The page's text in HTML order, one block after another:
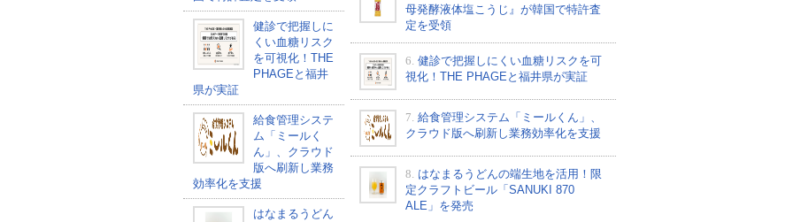
健診で把握しに
くい血糖リスク
を可視化！THE
PHAGEと福井
県が実証
給食管理システ
ム「ミールく
ん」、クラウド
版へ刷新し業務
効率化を支援
はなまるうどん
母発酵液体塩こうじ』が韓国で特許査
定を受領
6. 健診で把握しにくい血糖リスクを可
視化！THE PHAGEと福井県が実証
7. 給食管理システム「ミールくん」、
クラウド版へ刷新し業務効率化を支援
8. はなまるうどんの端生地を活用！限
定クラフトビール「SANUKI 870
ALE」を発売